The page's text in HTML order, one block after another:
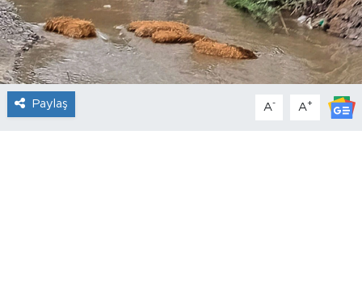
Paylaş A- A+